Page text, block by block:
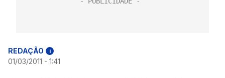
REDAÇÃO i
01/03/2011 - 1:41